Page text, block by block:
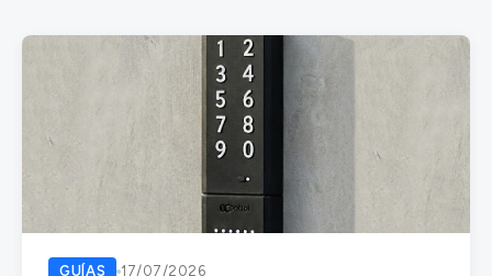
GUÍAS 17/07/2026